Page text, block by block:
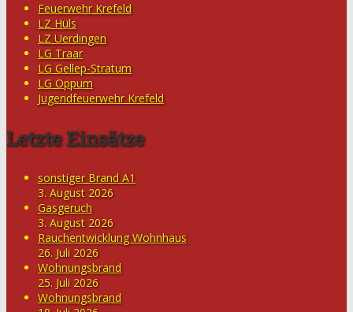
Feuerwehr Krefeld
LZ Hüls
LZ Uerdingen
LG Traar
LG Gellep-Stratum
LG Oppum
Jugendfeuerwehr Krefeld
Letzte Einsätze
sonstiger Brand A1
3. August 2026
Gasgeruch
3. August 2026
Rauchentwicklung Wohnhaus
26. Juli 2026
Wohnungsbrand
25. Juli 2026
Wohnungsbrand